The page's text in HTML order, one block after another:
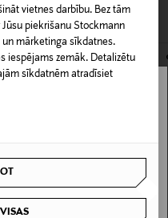
vietnes darbību. Bez tām
piekrišanu Stockmann
mārketinga sīkdatnes.
iespējams zemāk. Detalizētu
sīkdatnēm atradīsiet
ievērojot
izejvielām. Produkti
vegāni.
preces, ja to zīmogs ir
dabiskiem līdzekļiem,
neatvērtajā
ARĪ
valstī.